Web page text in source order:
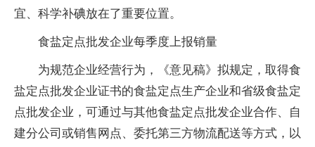
宜、科学补碘放在了重要位置。
食盐定点批发企业每季度上报销量
为规范企业经营行为，《意见稿》拟规定，取得食
盐定点批发企业证书的食盐定点生产企业和省级食盐定
点批发企业，可通过与其他食盐定点批发企业合作、自
建分公司或销售网点、委托第三方物流配送等方式，以